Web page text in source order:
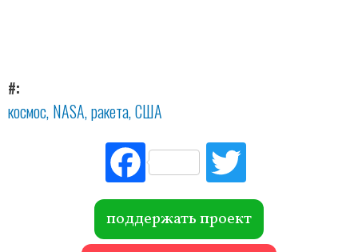
#
космос NASA ракета США
Fac
ebo
ok r
поддержать проект